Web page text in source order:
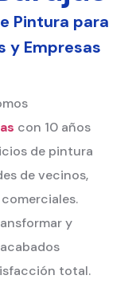
Pintura para
y Empresas
con 10 años
de pintura
de vecinos,
y
total.